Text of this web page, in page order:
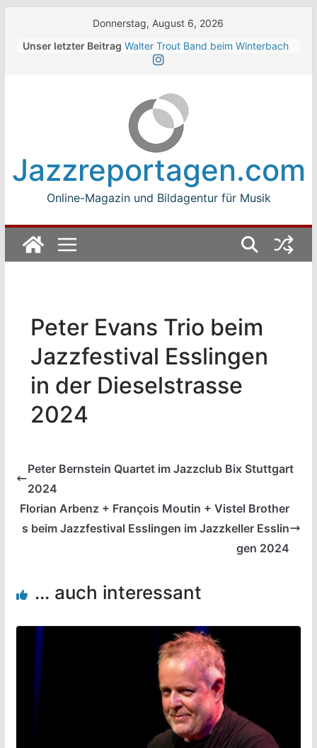
Donnerstag, August 6, 2026
Unser letzter Beitrag Walter Trout Band beim Winterbach
Zeltspektakel 2026
Jean-Michel Jarre bei den jazz open
Modena auf der Piazza Roma 2026
Beth Hart
Luca Carboni bei den jazz open
Modena auf der Piazza Roma 2026
Jazzreportagen.com
Online-Magazin und Bildagentur für Musik
Peter Evans Trio beim
Jazzfestival Esslingen
in der Dieselstrasse
2024
Peter Bernstein Quartet im Jazzclub Bix Stuttgart
2024
Florian Arbenz + François Moutin + Vistel Brother
s beim Jazzfestival Esslingen im Jazzkeller Esslin
gen 2024
... auch interessant